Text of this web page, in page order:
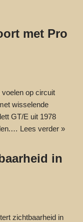
met Pro
op circuit
wisselende
GT/E uit 1978
Lees verder »
in
zichtbaarheid in